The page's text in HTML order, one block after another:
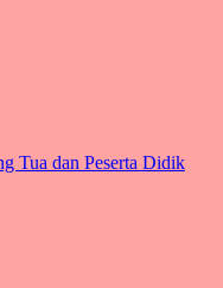
Tua dan Peserta Didik